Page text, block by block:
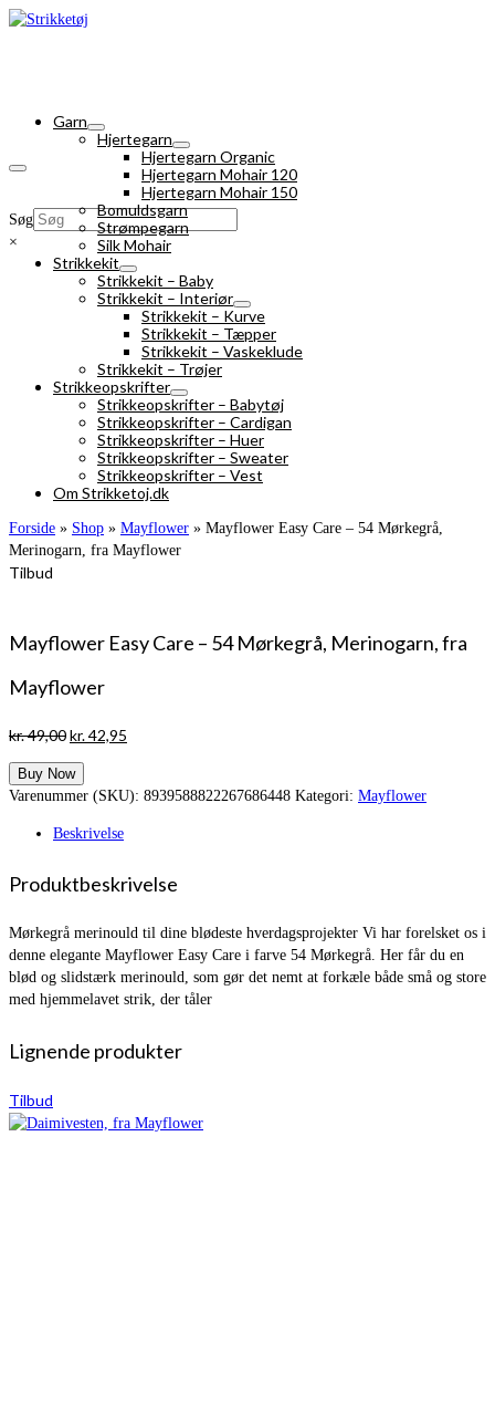
Søg
×
Garn
Hjertegarn
Hjertegarn Organic
Hjertegarn Mohair 120
Hjertegarn Mohair 150
Bomuldsgarn
Strømpegarn
Silk Mohair
Strikkekit
Strikkekit – Baby
Strikkekit – Interiør
Strikkekit – Kurve
Strikkekit – Tæpper
Strikkekit – Vaskeklude
Strikkekit – Trøjer
Strikkeopskrifter
Strikkeopskrifter – Babytøj
Strikkeopskrifter – Cardigan
Strikkeopskrifter – Huer
Strikkeopskrifter – Sweater
Strikkeopskrifter – Vest
Om Strikketoj.dk
Forside » Shop » Mayflower » Mayflower Easy Care – 54 Mørkegrå,
Merinogarn, fra Mayflower
Tilbud
Mayflower Easy Care – 54 Mørkegrå, Merinogarn, fra
Mayflower
kr.49,00Den
pris
var:
kr.42,95
er:
Buy Now
Varenummer (SKU): 8939588822267686448 Kategori: Mayflower
Beskrivelse
Produktbeskrivelse
Mørkegrå merinould til dine blødeste hverdagsprojekter Vi har forelsket os i
denne elegante Mayflower Easy Care i farve 54 Mørkegrå. Her får du en
blød og slidstærk merinould, som gør det nemt at forkæle både små og store
med hjemmelavet strik, der tåler
Lignende produkter
Tilbud